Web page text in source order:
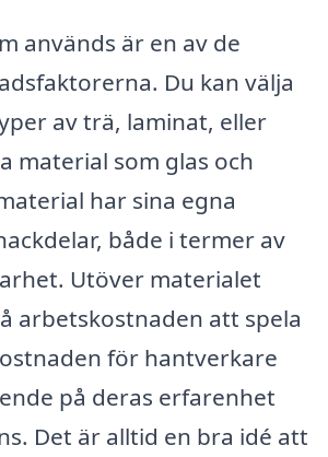
används är en av de
Du kan välja
av trä, laminat, eller
material som glas och
har sina egna
både i termer av
Utöver materialet
arbetskostnaden att spela
för hantverkare
på deras erfarenhet
Det är alltid en bra idé att